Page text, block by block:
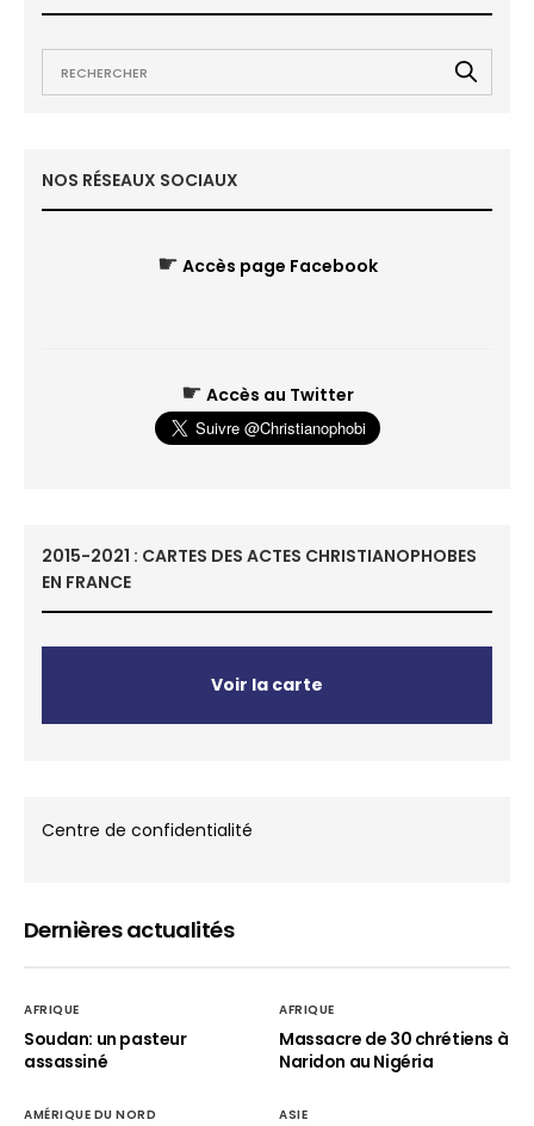
NOS RÉSEAUX SOCIAUX
☛ Accès page Facebook
☛ Accès au Twitter
2015-2021 : CARTES DES ACTES CHRISTIANOPHOBES
EN FRANCE
Voir la carte
Centre de confidentialité
Dernières actualités
AFRIQUE
Soudan: un pasteur
assassiné
AFRIQUE
Massacre de 30 chrétiens à
Naridon au Nigéria
AMÉRIQUE DU NORD ASIE